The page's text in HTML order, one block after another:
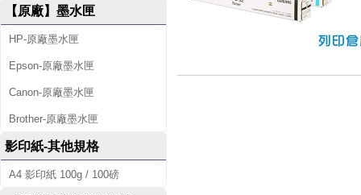
【原廠】墨水匣
HP-原廠墨水匣
Epson-原廠墨水匣
Canon-原廠墨水匣
Brother-原廠墨水匣
影印紙-其他規格
A4 影印紙 100g / 100磅